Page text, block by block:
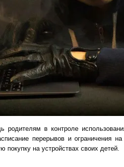
родителям в контроле
перерывов и ограничения
покупку на устройствах своих детей.